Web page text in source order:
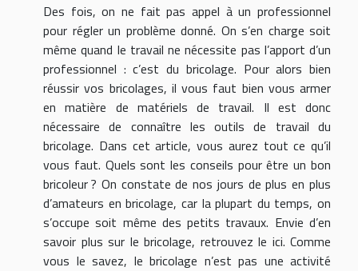
Des fois, on ne fait pas appel à un professionnel
pour régler un problème donné. On s’en charge soit
même quand le travail ne nécessite pas l’apport d’un
professionnel : c’est du bricolage. Pour alors bien
réussir vos bricolages, il vous faut bien vous armer
en matière de matériels de travail. Il est donc
nécessaire de connaître les outils de travail du
bricolage. Dans cet article, vous aurez tout ce qu’il
vous faut. Quels sont les conseils pour être un bon
bricoleur ? On constate de nos jours de plus en plus
d’amateurs en bricolage, car la plupart du temps, on
s’occupe soit même des petits travaux. Envie d’en
savoir plus sur le bricolage, retrouvez le ici. Comme
vous le savez, le bricolage n’est pas une activité